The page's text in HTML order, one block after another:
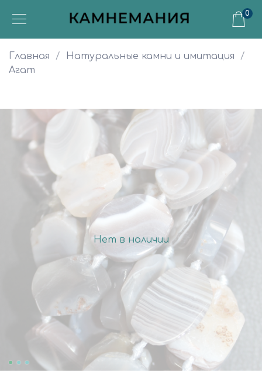
0
Главная
Натуральные камни и имитация
Агат
Нет в наличии